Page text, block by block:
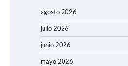
agosto 2026
julio 2026
junio 2026
mayo 2026